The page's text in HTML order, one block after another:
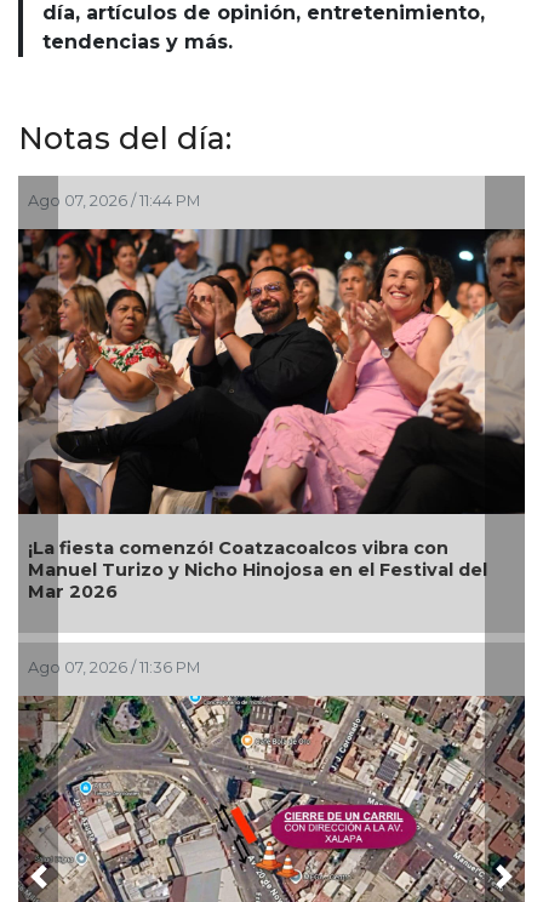
día, artículos de opinión, entretenimiento,
tendencias y más.
Notas del día:
Ago 07, 2026 / 11:44 PM
¡La fiesta comenzó! Coatzacoalcos vibra con
Manuel Turizo y Nicho Hinojosa en el Festival del
Mar 2026
Ago 07, 2026 / 11:36 PM
Previous